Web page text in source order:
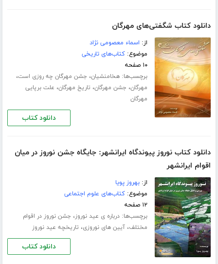
دانلود کتاب شگفتی‌های مهرگان
از: اسماء معصومی نژاد
موضوع:کتاب‌های تاریخی
۱۰ صفحه
برچسب‌ها:هخامنشیان، جشن مهرگان چه روزی است،
مهرگان، جشن مهرگان، تاریخ مهرگان، علت برپایی
مهرگان
دانلود کتاب
دانلود کتاب نوروز پیوندگاه ایرانشهر: جایگاه جشن نوروز در میان
اقوام ایرانشهر
از:بهروز پویا
موضوع:کتاب‌های علوم اجتماعی
۱۲ صفحه
برچسب‌ها:درباره ی عید نوروز، جشن نوروز در اقوام
مختلف،آیین های نوروزی، تاریخچه عید نوروز
دانلود کتاب